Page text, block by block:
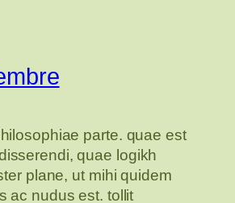
parte. quae est
quae logikh
plane, ut mihi quidem
ac nudus est. tollit